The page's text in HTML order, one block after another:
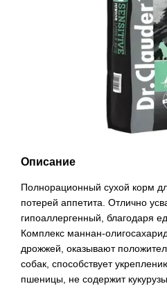
Описание
Полнорационный сухой корм
потерей аппетита. Отлично
гипоаллергенный, благодаря
Комплекс маннан-
дрожжей, оказывают
собак, способствует
пшеницы, не содержит